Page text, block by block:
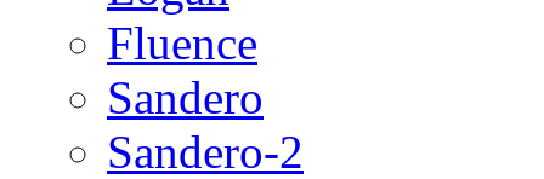
Fluence
Sandero
Sandero-2